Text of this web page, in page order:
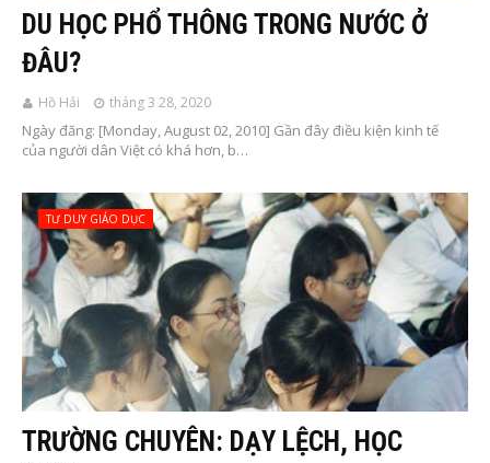
DU HỌC PHỔ THÔNG TRONG NƯỚC Ở
ĐÂU?
Hồ Hải tháng 3 28, 2020
Ngày đăng: [Monday, August 02, 2010] Gần đây điều kiện kinh tế
của người dân Việt có khá hơn, b…
TƯ DUY GIÁO DỤC
TRƯỜNG CHUYÊN: DẠY LỆCH, HỌC